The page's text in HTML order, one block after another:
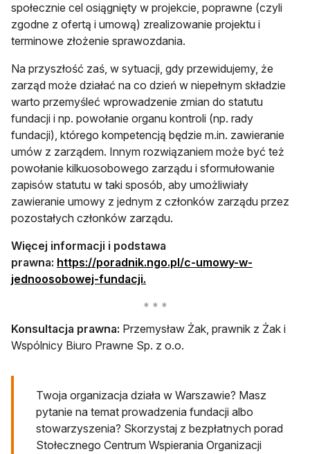
społecznie cel osiągnięty w projekcie, poprawne (czyli
zgodne z ofertą i umową) zrealizowanie projektu i
terminowe złożenie sprawozdania.
Na przyszłość zaś, w sytuacji, gdy przewidujemy, że
zarząd może działać na co dzień w niepełnym składzie
warto przemyśleć wprowadzenie zmian do statutu
fundacji i np. powołanie organu kontroli (np. rady
fundacji), którego kompetencją będzie m.in. zawieranie
umów z zarządem. Innym rozwiązaniem może być też
powołanie kilkuosobowego zarządu i sformułowanie
zapisów statutu w taki sposób, aby umożliwiały
zawieranie umowy z jednym z członków zarządu przez
pozostałych członków zarządu.
Więcej informacji i podstawa
prawna: https://poradnik.ngo.pl/c-umowy-w-
jednoosobowej-fundacji.
Konsultacja prawna: Przemysław Żak, prawnik z Żak i
Wspólnicy Biuro Prawne Sp. z o.o.
Twoja organizacja działa w Warszawie? Masz
pytanie na temat prowadzenia fundacji albo
stowarzyszenia? Skorzystaj z bezpłatnych porad
Stołecznego Centrum Wspierania Organizacji